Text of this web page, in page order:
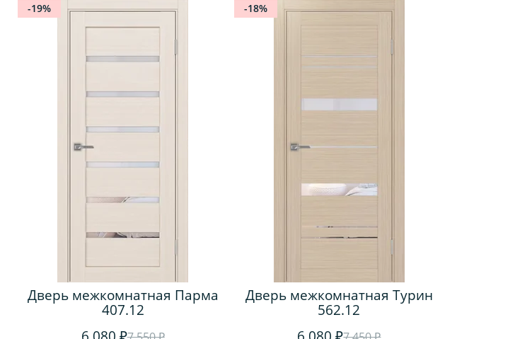
-19%
Дверь межкомнатная Парма
407.12
-18%
Дверь межкомнатная Турин
562.12